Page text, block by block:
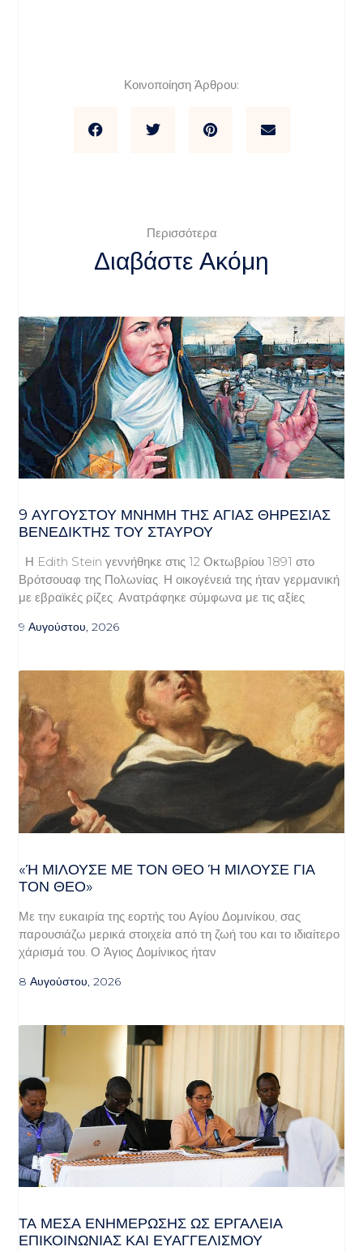
Κοινοποίηση Άρθρου:
Περισσότερα
Διαβάστε Ακόμη
9 ΑΥΓΟΥΣΤΟΥ ΜΝΗΜΗ ΤΗΣ ΑΓΙΑΣ ΘΗΡΕΣΙΑΣ
ΒΕΝΕΔΙΚΤΗΣ ΤΟΥ ΣΤΑΥΡΟΥ
Η Edith Stein γεννήθηκε στις 12 Οκτωβρίου 1891 στο
Βρότσουαφ της Πολωνίας. Η οικογένειά της ήταν γερμανική
με εβραϊκές ρίζες. Ανατράφηκε σύμφωνα με τις αξίες
9 Αυγούστου, 2026
«Ή ΜΙΛΟΎΣΕ ΜΕ ΤΟΝ ΘΕΌ Ή ΜΙΛΟΎΣΕ ΓΙΑ ΤΟ
Ν ΘΕΌ»
Με την ευκαιρία της εορτής του Αγίου Δομινίκου, σας
παρουσιάζω μερικά στοιχεία από τη ζωή του και το ιδιαίτερο
χάρισμά του. Ο Άγιος Δομίνικος ήταν
8 Αυγούστου, 2026
ΤΑ ΜΈΣΑ ΕΝΗΜΈΡΩΣΗΣ ΩΣ ΕΡΓΑΛΕΊΑ
ΕΠΙΚΟΙΝΩΝΊΑΣ ΚΑΙ ΕΥΑΓΓΕΛΙΣΜΟΎ